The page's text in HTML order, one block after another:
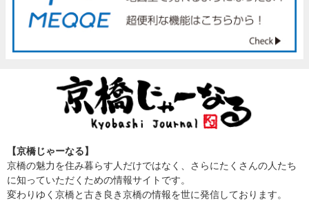
【京橋じゃーなる】
京橋の魅力を住み暮らす人だけではなく、さらにたくさんの人たち
に知っていただくための情報サイトです。
変わりゆく京橋と古き良き京橋の情報を世に発信しております。